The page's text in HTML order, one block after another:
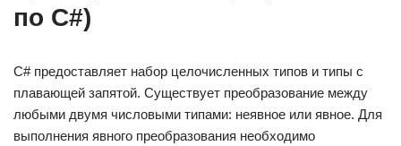
по C#)
C# предоставляет набор целочисленных типов и типы с
плавающей запятой. Существует преобразование между
любыми двумя числовыми типами: неявное или явное. Для
выполнения явного преобразования необходимо